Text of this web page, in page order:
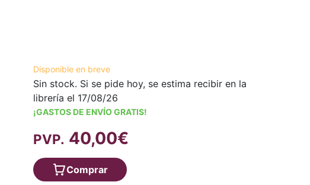
Disponible en breve
Sin stock. Si se pide hoy, se estima recibir en la
librería el 17/08/26
¡GASTOS DE ENVÍO GRATIS!
PVP. 40,00€
Comprar